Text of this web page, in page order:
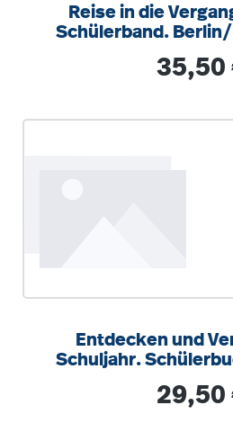
Reise in die
Schülerband.
Regulärer
35,50
Entdecken und
Schuljahr.
Regulärer
29,50